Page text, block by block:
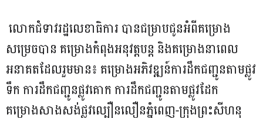
លោកជំទាវរដ្ឋលេខាធិការ បានជម្រាបជូនអំពីគម្រោង
សម្រេចបាន គម្រោងកំពុងអនុវត្តបន្ត និងគម្រោងនាពេល
អនាគតដែលរួមមាន៖ គម្រោងអភិវឌ្ឍន៍ការដឹកជញ្ជូនតាមផ្លូវ
ទឹក ការដឹកជញ្ជូនផ្លូវគោក ការដឹកជញ្ជូនតាមផ្លូវដែក
គម្រោងសាងសង់ផ្លូវល្បឿនលឿនភ្នំពេញ-ក្រុងព្រះសីហនុ